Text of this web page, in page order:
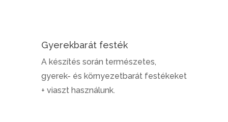
Gyerekbarát festék
A készítés során természetes,
gyerek- és környezetbarát festékeket
+ viaszt használunk.